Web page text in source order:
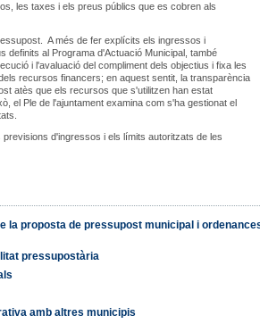
les taxes i els preus públics que es cobren als
A més de fer explícits els ingressos i
definits al Programa d'Actuació Municipal, també
i l'avaluació del compliment dels objectius i fixa les
recursos financers; en aquest sentit, la transparència
atès que els recursos que s'utilitzen han estat
el Ple de l'ajuntament examina com s'ha gestionat el
d'ingressos i els límits autoritzats de les
la proposta de pressupost municipal i
pressupostària
amb altres municipis